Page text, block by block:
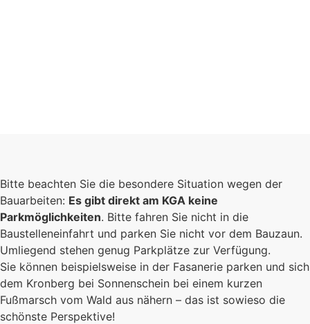
Bitte beachten Sie die besondere Situation wegen der
Bauarbeiten: Es gibt direkt am KGA keine
Parkmöglichkeiten. Bitte fahren Sie nicht in die
Baustelleneinfahrt und parken Sie nicht vor dem Bauzaun.
Umliegend stehen genug Parkplätze zur Verfügung.
Sie können beispielsweise in der Fasanerie parken und sich
dem Kronberg bei Sonnenschein bei einem kurzen
Fußmarsch vom Wald aus nähern – das ist sowieso die
schönste Perspektive!